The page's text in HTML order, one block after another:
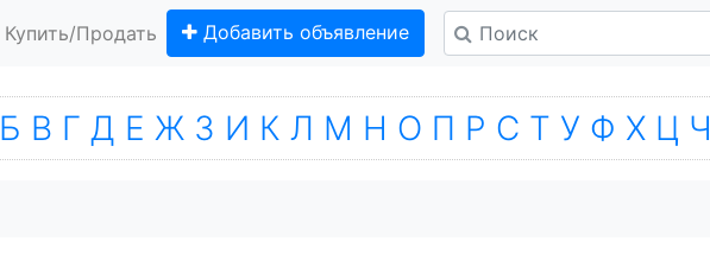
Купить/Продать Добавить объявление
Б В Г Д Е Ж З И К Л М Н О П Р С Т У Ф Х Ц Ч